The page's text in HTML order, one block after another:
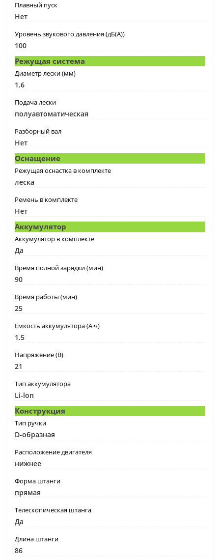
Плавный пуск
Нет
Уровень звукового давления (дБ(А))
100
Режущая система
Диаметр лески (мм)
1.6
Подача лески
полуавтоматическая
Разборный вал
Нет
Оснащение
Режущая оснастка в комплекте
леска
Ремень в комплекте
Нет
Аккумулятор
Аккумулятор в комплекте
Да
Время полной зарядки (мин)
90
Время работы (мин)
25
Емкость аккумулятора (А·ч)
1.5
Напряжение (В)
21
Тип аккумулятора
Li-lon
Конструкция
Тип ручки
D-образная
Расположение двигателя
нижнее
Форма штанги
прямая
Телескопическая штанга
Да
Длина штанги
86